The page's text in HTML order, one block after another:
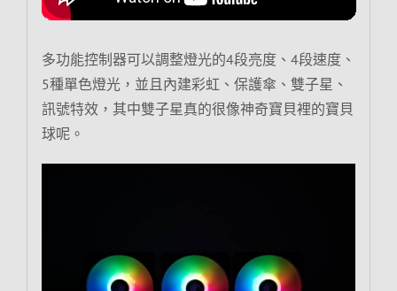
多功能控制器可以調整燈光的4段亮度、4段速度、
5種單色燈光，並且內建彩虹、保護傘、雙子星、
訊號特效，其中雙子星真的很像神奇寶貝裡的寶貝
球呢。